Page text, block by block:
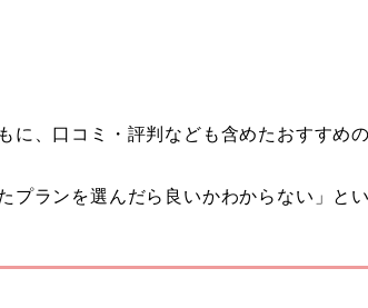
に、口コミ・評判なども含めたおすすめ
プランを選んだら良いかわからない」と